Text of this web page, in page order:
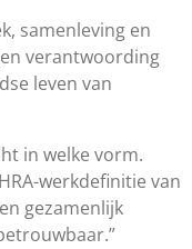
samenleving en
verantwoording
leven van
in welke vorm.
werkdefinitie van
gezamenlijk